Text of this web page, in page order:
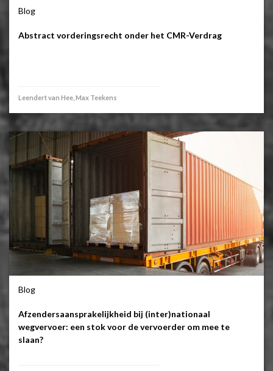
Blog
Abstract vorderingsrecht onder het CMR-Verdrag
Leendert van Hee, Max Teekens
Blog
Afzendersaansprakelijkheid bij (inter)nationaal
wegvervoer: een stok voor de vervoerder om mee te
slaan?